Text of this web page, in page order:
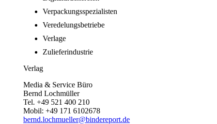
Verpackungsspezialisten
Veredelungsbetriebe
Verlage
Zulieferindustrie
Verlag
Media & Service Büro
Bernd Lochmüller
Tel. +49 521 400 210
Mobil: +49 171 6102678
bernd.lochmueller@bindereport.de